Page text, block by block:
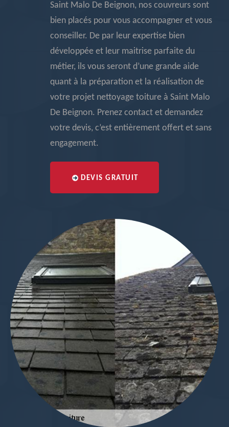
Saint Malo De Beignon, nos couvreurs sont
bien placés pour vous accompagner et vous
conseiller. De par leur expertise bien
développée et leur maitrise parfaite du
métier, ils vous seront d’une grande aide
quant à la préparation et la réalisation de
votre projet nettoyage toiture à Saint Malo
De Beignon. Prenez contact et demandez
votre devis, c’est entièrement offert et sans
engagement.
DEVIS GRATUIT